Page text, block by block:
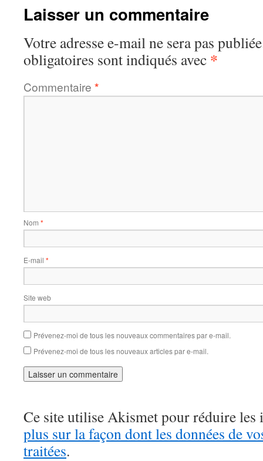
Laisser un commentaire
Votre adresse e-mail ne sera pas
obligatoires sont indiqués avec *
Commentaire *
Nom *
E-mail *
Site web
Prévenez-moi de tous les nouveaux commentaires par e-mail.
Prévenez-moi de tous les nouveaux articles par e-mail.
Ce site utilise Akismet pour réduire les
plus sur la façon dont les données de
traitées.